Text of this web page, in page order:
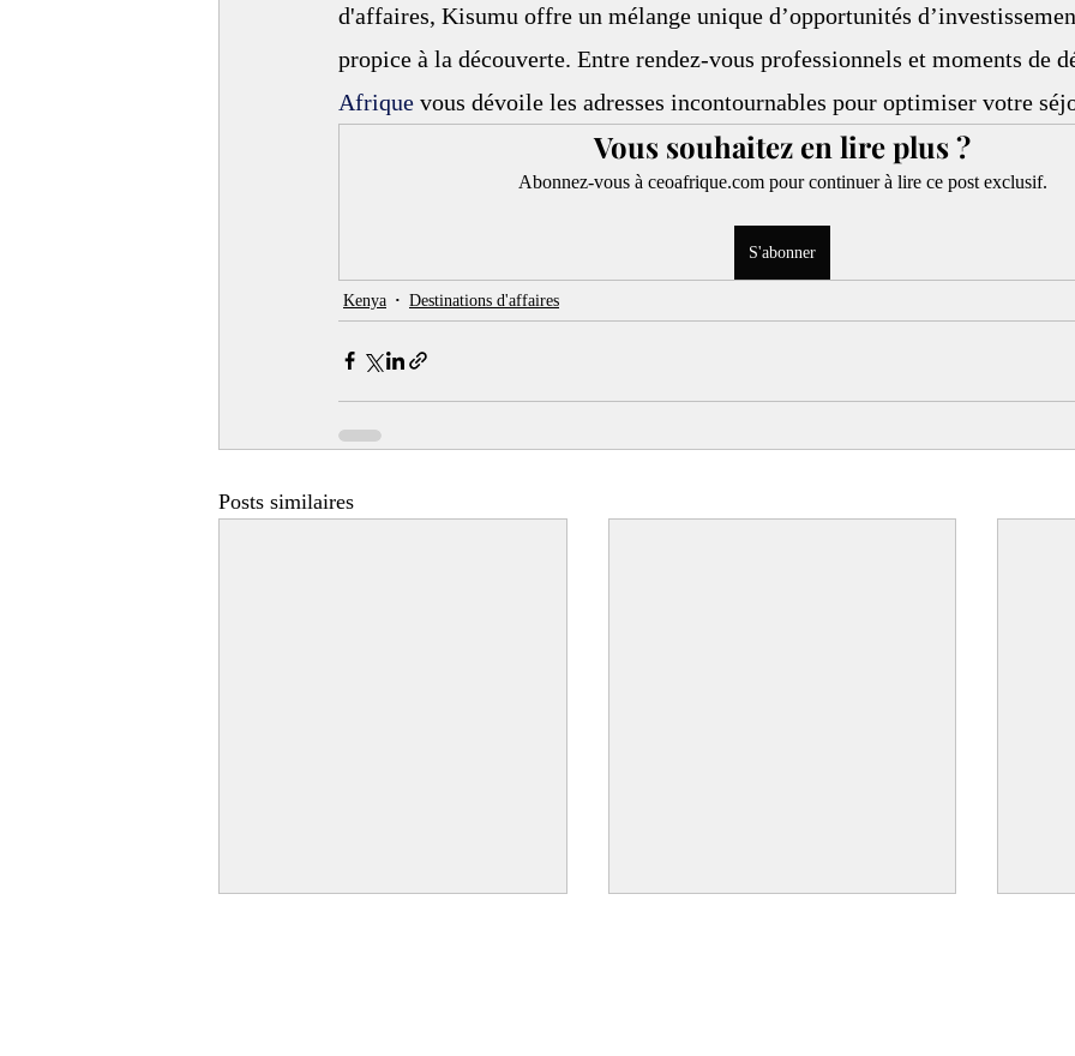
d'affaires, Kisumu offre un mélange unique d’opportunités
propice à la découverte. Entre rendez-vous professionnels et moments de
Afrique vous dévoile les adresses incontournables pour optimiser votre
Vous souhaitez en lire plus ?
Abonnez-vous à ceoafrique.com pour continuer à lire ce post exclusif.
S'abonner
Kenya Destinations d'affaires
Posts similaires